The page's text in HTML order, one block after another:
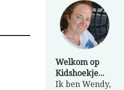
Welkom op
Kidshoekje...
Ik ben Wendy,